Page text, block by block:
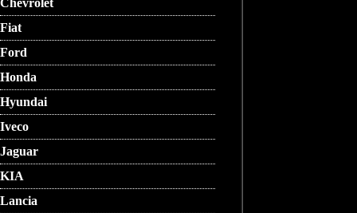
Chevrolet
Fiat
Ford
Honda
Hyundai
Iveco
Jaguar
KIA
Lancia